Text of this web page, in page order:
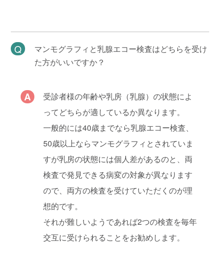
マンモグラフィと乳腺エコー検査はどちらを受け
た方がいいですか？
受診者様の年齢や乳房（乳腺）の状態によ
ってどちらが適しているか異なります。
一般的には40歳までなら乳腺エコー検査、
50歳以上ならマンモグラフィとされていま
すが乳房の状態には個人差があるのと、両
検査で発見できる病変の対象が異なります
ので、両方の検査を受けていただくのが理
想的です。
それが難しいようであれば2つの検査を毎年
交互に受けられることをお勧めします。